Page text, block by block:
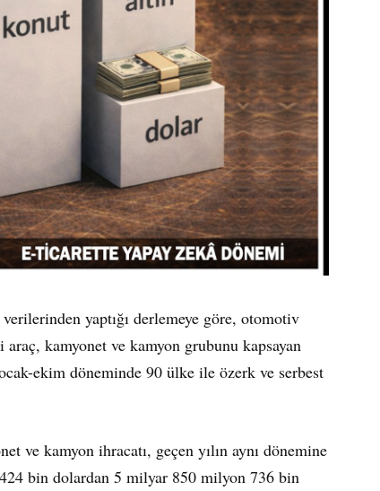
yaptığı derlemeye göre, otomotiv
kamyonet ve kamyon grubunu kapsayan
ekim döneminde 90 ülke ile özerk ve serbest
ve kamyon ihracatı, geçen yılın aynı dönemine
bin dolardan 5 milyar 850 milyon 736 bin